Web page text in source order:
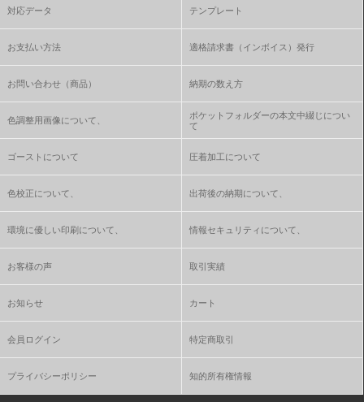
対応データ テンプレート
お支払い方法 適格請求書（インボイス）発行
お問い合わせ（商品） 納期の数え方
色調整用画像について、
ポケットフォルダーの本文中綴じについ
て
ゴーストについて 圧着加工について
色校正について、 出荷後の納期について、
環境に優しい印刷について、 情報セキュリティについて、
お客様の声 取引実績
お知らせ カート
会員ログイン 特定商取引
プライバシーポリシー 知的所有権情報